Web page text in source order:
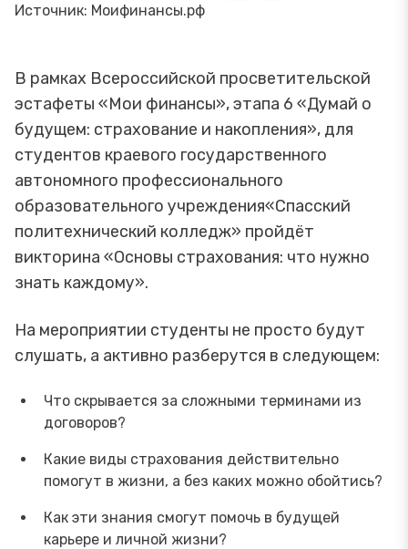
Источник: Моифинансы.рф
В рамках Всероссийской просветительской
эстафеты «Мои финансы», этапа 6 «Думай о
будущем: страхование и накопления», для
студентов краевого государственного
автономного профессионального
образовательного учреждения«Спасский
политехнический колледж» пройдёт
викторина «Основы страхования: что нужно
знать каждому».
На мероприятии студенты не просто будут
слушать, а активно разберутся в следующем:
Что скрывается за сложными терминами из
договоров?
Какие виды страхования действительно
помогут в жизни, а без каких можно обойтись?
Как эти знания смогут помочь в будущей
карьере и личной жизни?